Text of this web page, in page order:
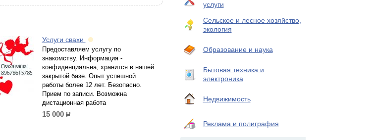
Услуги свахи
Предоставляем услугу по
знакомству. Информация -
конфиденциальна, хранится в нашей
закрытой базе. Опыт успешной
работы более 12 лет. Безопасно.
Прием по записи. Возможна
дистационная работа
15 000 р.
услуги
Сельское и лесное хозяйство,
экология
Образование и наука
Бытовая техника и
электроника
Недвижимость
Реклама и полиграфия